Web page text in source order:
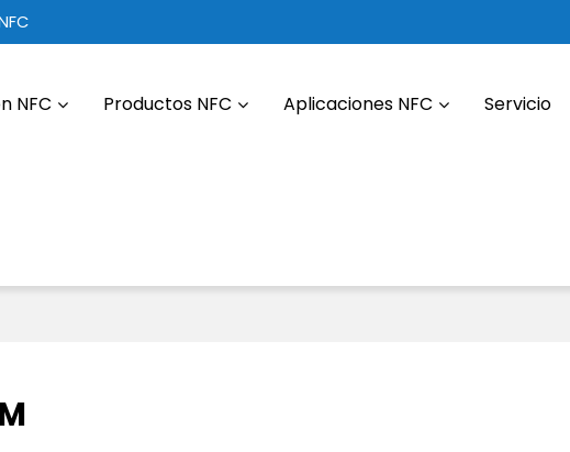
NFC Productos NFC Aplicaciones NFC Servicio